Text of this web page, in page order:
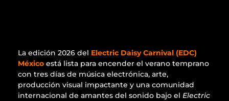
La edición 2026 del Electric Daisy Carnival (EDC)
México está lista para encender el verano temprano
con tres días de música electrónica, arte,
producción visual impactante y una comunidad
internacional de amantes del sonido bajo el Electric